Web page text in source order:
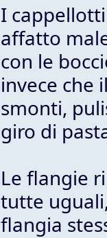
I
affatto
con le
invece che
smonti,
giro di
Le flangie
tutte
flangia